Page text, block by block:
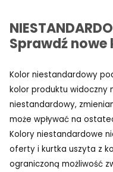
Sprawdź
Kolor niestandardowy
kolor produktu widoczny
niestandardowy,
może wpływać na
Kolory niestandardowe
oferty i kurtka uszyta z
ograniczoną możliwość